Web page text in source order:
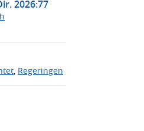
2026:77
, Regeringen